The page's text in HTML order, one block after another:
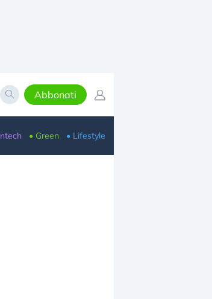
Abbonati
• Green • Lifestyle